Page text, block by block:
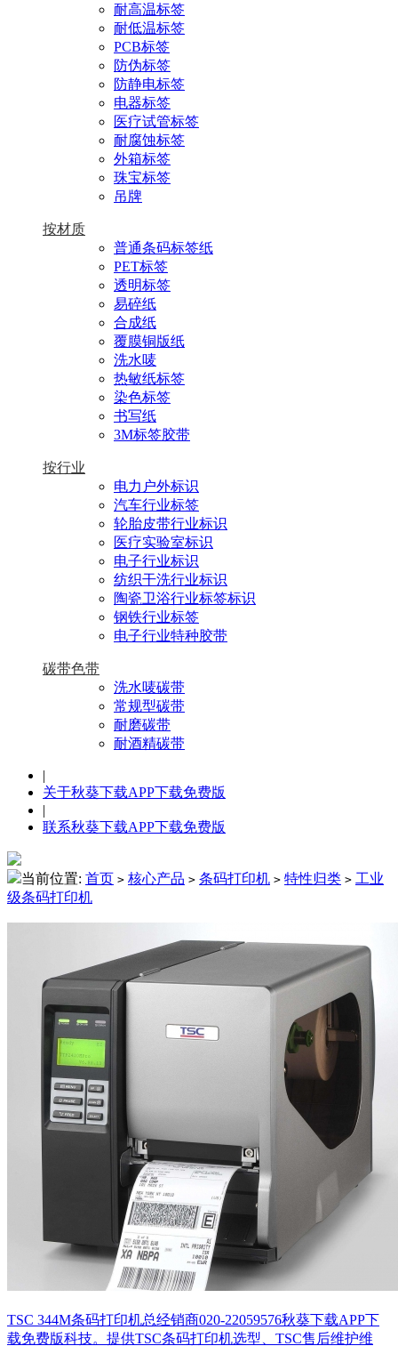
耐高温标签
耐低温标签
PCB标签
防伪标签
防静电标签
电器标签
医疗试管标签
耐腐蚀标签
外箱标签
珠宝标签
吊牌
按材质
普通条码标签纸
PET标签
透明标签
易碎纸
合成纸
覆膜铜版纸
洗水唛
热敏纸标签
染色标签
书写纸
3M标签胶带
按行业
电力户外标识
汽车行业标签
轮胎皮带行业标识
医疗实验室标识
电子行业标识
纺织干洗行业标识
陶瓷卫浴行业标签标识
钢铁行业标签
电子行业特种胶带
碳带色带
洗水唛碳带
常规型碳带
耐磨碳带
耐酒精碳带
|
关于秋葵下载APP下载免费版
|
联系秋葵下载APP下载免费版
当前位置: 首页 > 核心产品 > 条码打印机 > 特性归类 > 工业
级条码打印机
TSC 344M条码打印机总经销商020-22059576秋葵下载APP下
载免费版科技。提供TSC条码打印机选型、TSC售后维护维